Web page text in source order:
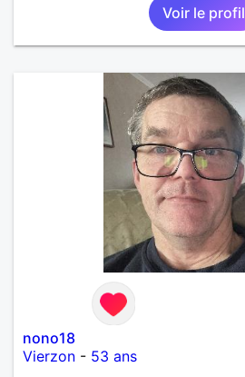
Voir le profil
nono18
Vierzon - 53 ans